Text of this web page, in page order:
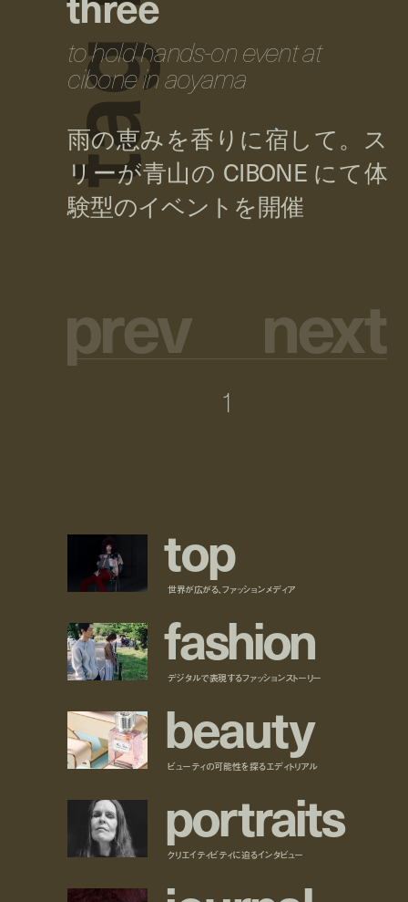
t
a
g
to hold hands-on event at
cibone in aoyama
prev next
1
top
世界が広がる、ファッションメディア
fashion
デジタルで表現するファッションストーリー
beauty
ビューティの可能性を探るエディトリアル
portraits
クリエイティビティに迫るインタビュー